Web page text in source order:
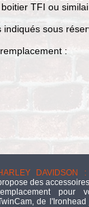
TFI ou
indiqués sous
:
DAVIDSON :
des
pour
de